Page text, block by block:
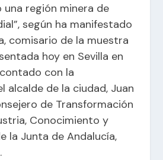
una región minera de
según ha manifestado
comisario de la muestra
hoy en Sevilla en
con la
alcalde de la ciudad, Juan
de Transformación
Conocimiento y
la Junta de Andalucía,